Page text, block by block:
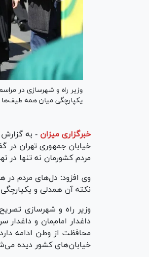
وزیر راه و شهرسازی در
یکپارچگی میان همه طیف‌ها
خبرگزاری میزان - به
خیابان جمهوری تهران
مردم کشورمان نه تنها در
وی افزود: دل‌های مردم در
نکته آن همدلی و
وزیر راه و شهرسازی
داغدار امام‌مان و
محافظت از وطن ادامه
خیابان‌های کشور دیده